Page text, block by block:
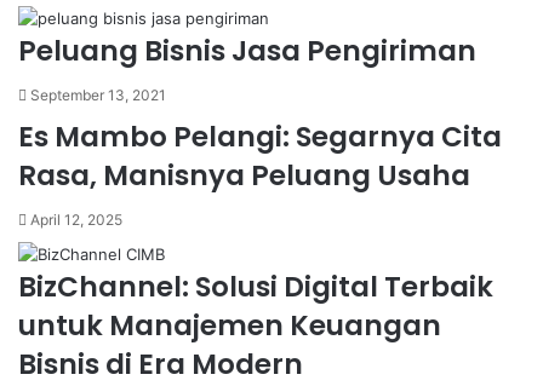
Peluang Bisnis Jasa Pengiriman
September 13, 2021
Es Mambo Pelangi: Segarnya Cita
Rasa, Manisnya Peluang Usaha
April 12, 2025
BizChannel: Solusi Digital Terbaik
untuk Manajemen Keuangan
Bisnis di Era Modern